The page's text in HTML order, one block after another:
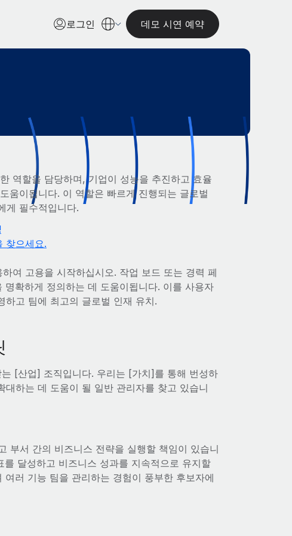
로그인 데모 시연 예약
역할을 담당하며, 기업이 성능을 추진하고 효율
움이됩니다. 이 역할은 빠르게 진행되는 글로벌
게 필수적입니다.
찾으세요.
여 고용을 시작하십시오. 작업 보드 또는 경력 페
확하게 정의하는 데 도움이됩니다. 이를 사용자
고 팀에 최고의 글로벌 인재 유치.
[산업] 조직입니다. 우리는 [가치]를 통해 번성하
하는 데 도움이 될 일반 관리자를 찾고 있습니
부서 간의 비즈니스 전략을 실행할 책임이 있습니
달성하고 비즈니스 성과를 지속적으로 유지할
러 기능 팀을 관리하는 경험이 풍부한 후보자에